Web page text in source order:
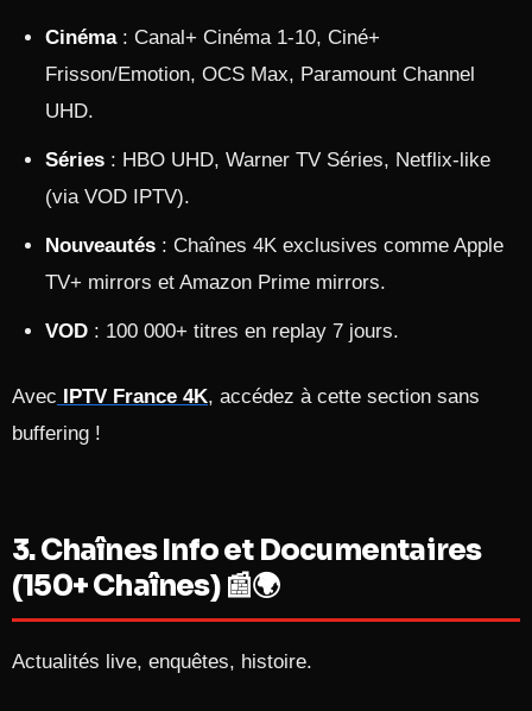
Cinéma: Canal+ Cinéma 1-10, Ciné+
Frisson/Emotion, OCS Max, Paramount Channel
UHD.
Séries : HBO UHD, Warner TV Séries, Netflix-like
(via VOD IPTV).
Nouveautés : Chaînes 4K exclusives comme Apple
TV+ mirrors et Amazon Prime mirrors.
VOD : 100 000+ titres en replay 7 jours.
Avec IPTV France 4K, accédez à cette section sans
buffering !
3. Chaînes Info et Documentaires
(150+ Chaînes) 📰🌍
Actualités live, enquêtes, histoire.